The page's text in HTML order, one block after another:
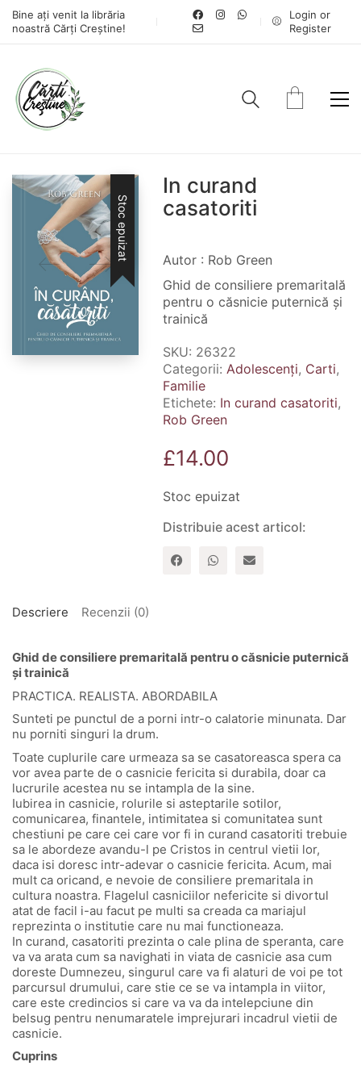
Bine ați venit la librăria
noastră Cărți Creștine!
Login or
Register
Stoc epuizat
In curand
casatoriti
Autor : Rob Green
Ghid de consiliere premaritală
pentru o căsnicie puternică și
trainică
SKU: 26322
Categorii: Adolescenți, Carti,
Familie
Etichete: In curand casatoriti,
Rob Green
£14.00
Stoc epuizat
Distribuie acest articol:
Descriere Recenzii (0)
Ghid de consiliere premaritală pentru o căsnicie puternică
și trainică
PRACTICA. REALISTA. ABORDABILA
Sunteti pe punctul de a porni intr-o calatorie minunata. Dar
nu porniti singuri la drum.
Toate cuplurile care urmeaza sa se casatoreasca spera ca
vor avea parte de o casnicie fericita si durabila, doar ca
lucrurile acestea nu se intampla de la sine.
Iubirea in casnicie, rolurile si asteptarile sotilor,
comunicarea, finantele, intimitatea si comunitatea sunt
chestiuni pe care cei care vor fi in curand casatoriti trebuie
sa le abordeze avandu-l pe Cristos in centrul vietii lor,
daca isi doresc intr-adevar o casnicie fericita. Acum, mai
mult ca oricand, e nevoie de consiliere premaritala in
cultura noastra. Flagelul casniciilor nefericite si divortul
atat de facil i-au facut pe multi sa creada ca mariajul
reprezinta o institutie care nu mai functioneaza.
In curand, casatoriti prezinta o cale plina de speranta, care
va va arata cum sa navighati in viata de casnicie asa cum
doreste Dumnezeu, singurul care va fi alaturi de voi pe tot
parcursul drumului, care stie ce se va intampla in viitor,
care este credincios si care va va da intelepciune din
belsug pentru nenumaratele imprejurari incadrul vietii de
casnicie.
Cuprins